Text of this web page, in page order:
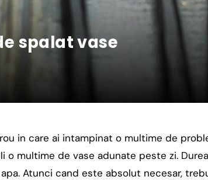
spalat vase
in care ai intampinat o multime de
o multime de vase adunate peste zi.
Atunci cand este absolut necesar,